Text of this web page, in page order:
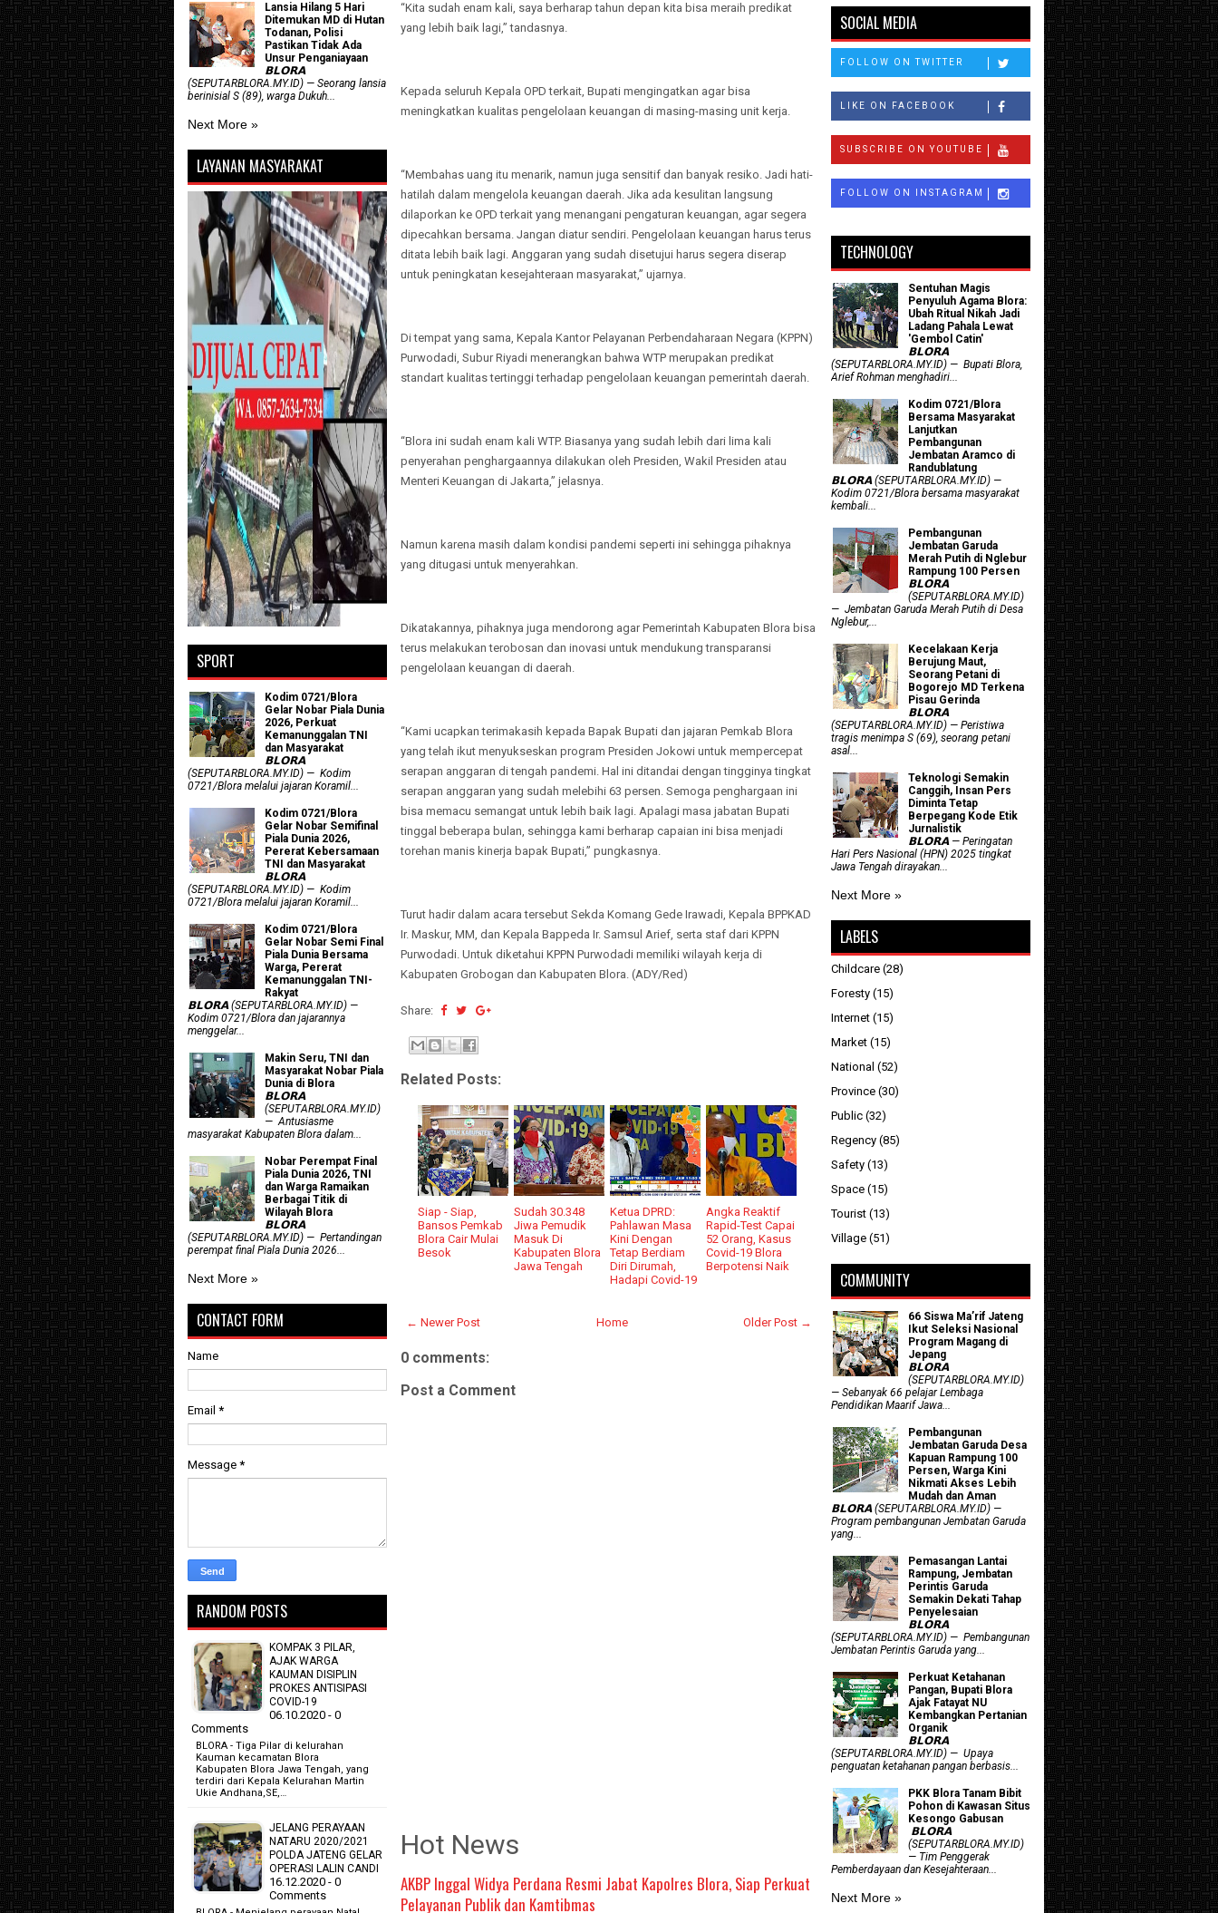
“Kita sudah enam kali, saya berharap tahun depan kita bisa meraih predikat
yang lebih baik lagi,” tandasnya.
Kepada seluruh Kepala OPD terkait, Bupati mengingatkan agar bisa
meningkatkan kualitas pengelolaan keuangan di masing-masing unit kerja.
“Membahas uang itu menarik, namun juga sensitif dan banyak resiko. Jadi hati-
hatilah dalam mengelola keuangan daerah. Jika ada kesulitan langsung
dilaporkan ke OPD terkait yang menangani pengaturan keuangan, agar segera
dipecahkan bersama. Jangan diatur sendiri. Pengelolaan keuangan harus terus
ditata lebih baik lagi. Anggaran yang sudah disetujui harus segera diserap
untuk peningkatan kesejahteraan masyarakat,” ujarnya.
Di tempat yang sama, Kepala Kantor Pelayanan Perbendaharaan Negara (KPPN)
Purwodadi, Subur Riyadi menerangkan bahwa WTP merupakan predikat
standart kualitas tertinggi terhadap pengelolaan keuangan pemerintah daerah.
“Blora ini sudah enam kali WTP. Biasanya yang sudah lebih dari lima kali
penyerahan penghargaannya dilakukan oleh Presiden, Wakil Presiden atau
Menteri Keuangan di Jakarta,” jelasnya.
Namun karena masih dalam kondisi pandemi seperti ini sehingga pihaknya
yang ditugasi untuk menyerahkan.
Dikatakannya, pihaknya juga mendorong agar Pemerintah Kabupaten Blora bisa
terus melakukan terobosan dan inovasi untuk mendukung transparansi
pengelolaan keuangan di daerah.
“Kami ucapkan terimakasih kepada Bapak Bupati dan jajaran Pemkab Blora
yang telah ikut menyukseskan program Presiden Jokowi untuk mempercepat
serapan anggaran di tengah pandemi. Hal ini ditandai dengan tingginya tingkat
serapan anggaran yang sudah melebihi 63 persen. Semoga penghargaan ini
bisa memacu semangat untuk lebih baik lagi. Apalagi masa jabatan Bupati
tinggal beberapa bulan, sehingga kami berharap capaian ini bisa menjadi
torehan manis kinerja bapak Bupati,” pungkasnya.
Turut hadir dalam acara tersebut Sekda Komang Gede Irawadi, Kepala BPPKAD
Ir. Maskur, MM, dan Kepala Bappeda Ir. Samsul Arief, serta staf dari KPPN
Purwodadi. Untuk diketahui KPPN Purwodadi memiliki wilayah kerja di
Kabupaten Grobogan dan Kabupaten Blora. (ADY/Red)
Share:
Related Posts:
Siap - Siap,
Bansos Pemkab
Blora Cair Mulai
Besok
Sudah 30.348
Jiwa Pemudik
Masuk Di
Kabupaten Blora
Jawa Tengah
Ketua DPRD:
Pahlawan Masa
Kini Dengan
Tetap Berdiam
Diri Dirumah,
Hadapi Covid-19
Angka Reaktif
Rapid-Test Capai
52 Orang, Kasus
Covid-19 Blora
Berpotensi Naik
← Newer Post Older Post →
Home
0 comments:
Post a Comment
Hot News
AKBP Inggal Widya Perdana Resmi Jabat Kapolres Blora, Siap Perkuat
Pelayanan Publik dan Kamtibmas
Lansia Hilang 5 Hari
Ditemukan MD di Hutan
Todanan, Polisi
Pastikan Tidak Ada
Unsur Penganiayaan
𝗕𝗟𝗢𝗥𝗔
(SEPUTARBLORA.MY.ID) — Seorang lansia
berinisial S (89), warga Dukuh...
Next More »
LAYANAN MASYARAKAT
SPORT
Kodim 0721/Blora
Gelar Nobar Piala Dunia
2026, Perkuat
Kemanunggalan TNI
dan Masyarakat
𝗕𝗟𝗢𝗥𝗔
(SEPUTARBLORA.MY.ID) — Kodim
0721/Blora melalui jajaran Koramil...
Kodim 0721/Blora
Gelar Nobar Semifinal
Piala Dunia 2026,
Pererat Kebersamaan
TNI dan Masyarakat
𝗕𝗟𝗢𝗥𝗔
(SEPUTARBLORA.MY.ID) — Kodim
0721/Blora melalui jajaran Koramil...
Kodim 0721/Blora
Gelar Nobar Semi Final
Piala Dunia Bersama
Warga, Pererat
Kemanunggalan TNI-
Rakyat
𝗕𝗟𝗢𝗥𝗔 (SEPUTARBLORA.MY.ID) —
Kodim 0721/Blora dan jajarannya
menggelar...
Makin Seru, TNI dan
Masyarakat Nobar Piala
Dunia di Blora
𝗕𝗟𝗢𝗥𝗔
(SEPUTARBLORA.MY.ID)
— Antusiasme
masyarakat Kabupaten Blora dalam...
Nobar Perempat Final
Piala Dunia 2026, TNI
dan Warga Ramaikan
Berbagai Titik di
Wilayah Blora
𝗕𝗟𝗢𝗥𝗔
(SEPUTARBLORA.MY.ID) — Pertandingan
perempat final Piala Dunia 2026...
Next More »
CONTACT FORM
Name
Email *
Message *
RANDOM POSTS
KOMPAK 3 PILAR,
AJAK WARGA
KAUMAN DISIPLIN
PROKES ANTISIPASI
COVID-19
06.10.2020 - 0
Comments
BLORA - Tiga Pilar di kelurahan
Kauman kecamatan Blora
Kabupaten Blora Jawa Tengah, yang
terdiri dari Kepala Kelurahan Martin
Ukie Andhana,SE,…
JELANG PERAYAAN
NATARU 2020/2021
POLDA JATENG GELAR
OPERASI LALIN CANDI
16.12.2020 - 0
Comments
SOCIAL MEDIA
FOLLOW ON TWITTER
LIKE ON FACEBOOK
SUBSCRIBE ON YOUTUBE
FOLLOW ON INSTAGRAM
TECHNOLOGY
Sentuhan Magis
Penyuluh Agama Blora:
Ubah Ritual Nikah Jadi
Ladang Pahala Lewat
'Gembol Catin'
𝗕𝗟𝗢𝗥𝗔
(SEPUTARBLORA.MY.ID) — Bupati Blora,
Arief Rohman menghadiri...
Kodim 0721/Blora
Bersama Masyarakat
Lanjutkan
Pembangunan
Jembatan Aramco di
Randublatung
𝗕𝗟𝗢𝗥𝗔 (SEPUTARBLORA.MY.ID) —
Kodim 0721/Blora bersama masyarakat
kembali...
Pembangunan
Jembatan Garuda
Merah Putih di Nglebur
Rampung 100 Persen
𝗕𝗟𝗢𝗥𝗔
(SEPUTARBLORA.MY.ID)
— Jembatan Garuda Merah Putih di Desa
Nglebur,...
Kecelakaan Kerja
Berujung Maut,
Seorang Petani di
Bogorejo MD Terkena
Pisau Gerinda
𝗕𝗟𝗢𝗥𝗔
(SEPUTARBLORA.MY.ID) — Peristiwa
tragis menimpa S (69), seorang petani
asal...
Teknologi Semakin
Canggih, Insan Pers
Diminta Tetap
Berpegang Kode Etik
Jurnalistik
𝗕𝗟𝗢𝗥𝗔 — Peringatan
Hari Pers Nasional (HPN) 2025 tingkat
Jawa Tengah dirayakan...
Next More »
LABELS
Childcare (28)
Foresty (15)
Internet (15)
Market (15)
National (52)
Province (30)
Public (32)
Regency (85)
Safety (13)
Space (15)
Tourist (13)
Village (51)
COMMUNITY
66 Siswa Ma’rif Jateng
Ikut Seleksi Nasional
Program Magang di
Jepang
𝗕𝗟𝗢𝗥𝗔
(SEPUTARBLORA.MY.ID)
— Sebanyak 66 pelajar Lembaga
Pendidikan Maarif Jawa...
Pembangunan
Jembatan Garuda Desa
Kapuan Rampung 100
Persen, Warga Kini
Nikmati Akses Lebih
Mudah dan Aman
𝗕𝗟𝗢𝗥𝗔 (SEPUTARBLORA.MY.ID) —
Program pembangunan Jembatan Garuda
yang...
Pemasangan Lantai
Rampung, Jembatan
Perintis Garuda
Semakin Dekati Tahap
Penyelesaian
𝗕𝗟𝗢𝗥𝗔
(SEPUTARBLORA.MY.ID) — Pembangunan
Jembatan Perintis Garuda yang...
​Perkuat Ketahanan
Pangan, Bupati Blora
Ajak Fatayat NU
Kembangkan Pertanian
Organik
𝗕𝗟𝗢𝗥𝗔
(SEPUTARBLORA.MY.ID) — Upaya
penguatan ketahanan pangan berbasis...
PKK Blora Tanam Bibit
Pohon di Kawasan Situs
Kesongo Gabusan
‎ 𝗕𝗟𝗢𝗥𝗔
(SEPUTARBLORA.MY.ID)
— Tim Penggerak
Pemberdayaan dan Kesejahteraan...
Next More »